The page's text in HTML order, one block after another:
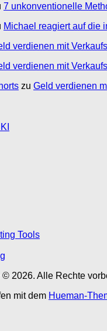
7 unkonventionelle
Michael reagiert auf die
verdienen mit
verdienen mit
zu Geld verdienen
Tools
2026. Alle Rechte
mit dem Hueman-